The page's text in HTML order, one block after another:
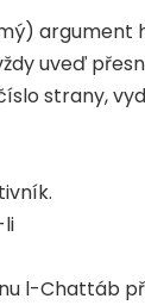
argument
uveď
strany,
li
l-Chattáb